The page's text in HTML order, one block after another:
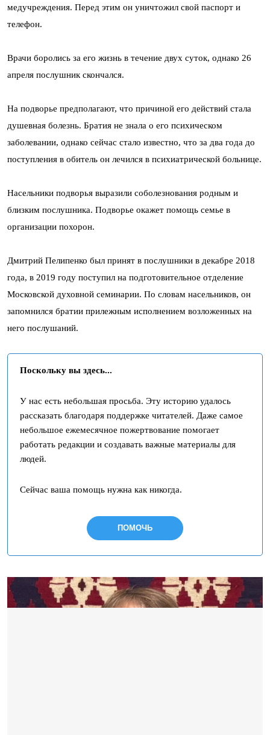
медучреждения. Перед этим он уничтожил свой паспорт и
телефон.
Врачи боролись за его жизнь в течение двух суток, однако 26
апреля послушник скончался.
На подворье предполагают, что причиной его действий стала
душевная болезнь. Братия не знала о его психическом
заболевании, однако сейчас стало известно, что за два года до
поступления в обитель он лечился в психиатрической больнице.
Насельники подворья выразили соболезнования родным и
близким послушника. Подворье окажет помощь семье в
организации похорон.
Дмитрий Пелипенко был принят в послушники в декабре 2018
года, в 2019 году поступил на подготовительное отделение
Московской духовной семинарии. По словам насельников, он
запомнился братии прилежным исполнением возложенных на
него послушаний.
Поскольку вы здесь...
У нас есть небольшая просьба. Эту историю удалось
рассказать благодаря поддержке читателей. Даже самое
небольшое ежемесячное пожертвование помогает
работать редакции и создавать важные материалы для
людей.
Сейчас ваша помощь нужна как никогда.
ПОМОЧЬ